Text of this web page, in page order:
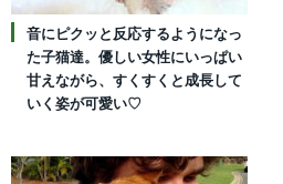
音にピクッと反応するようになっ
た子猫達。優しい女性にいっぱい
甘えながら、すくすくと成長して
いく姿が可愛い♡